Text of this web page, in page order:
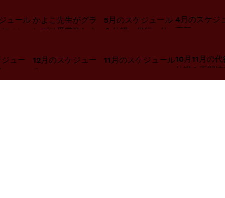
ュール
つい
かよこ先生がグラ
ンプリ受賞致しま
5月のスケジュール
＆休講・代行・休
4月のスケジ
更新♪
ュー
12月のスケジュー
ル♪
11月のスケジュール10月11月の
休講＆再開